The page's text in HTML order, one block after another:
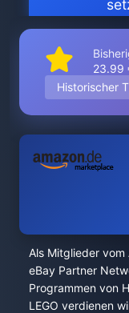
23.99
Historischer
Als Mitglieder vom
eBay Partner
Programmen von
LEGO verdienen